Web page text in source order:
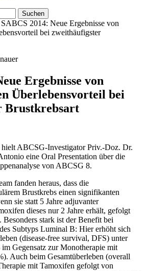
SABCS 2014: Neue Ergebnisse von
bei zweithäufigster
Ergebnisse von
Überlebensvorteil bei
Brustkrebsart
ABCSG-Investigator Priv.-Doz. Dr.
eine Oral Presentation über die
von ABCSG 8.
fanden heraus, dass die
Brustkrebs einen signifikanten
sie statt 5 Jahre adjuvanter
dieses nur 2 Jahre erhält, gefolgt
stark ist der Benefit bei
Subtyps Luminal B: Hier erhöht sich
(disease-free survival, DFS) unter
Gegensatz zur Monotherapie mit
Auch beim Gesamtüberleben (overall
mit Tamoxifen gefolgt von